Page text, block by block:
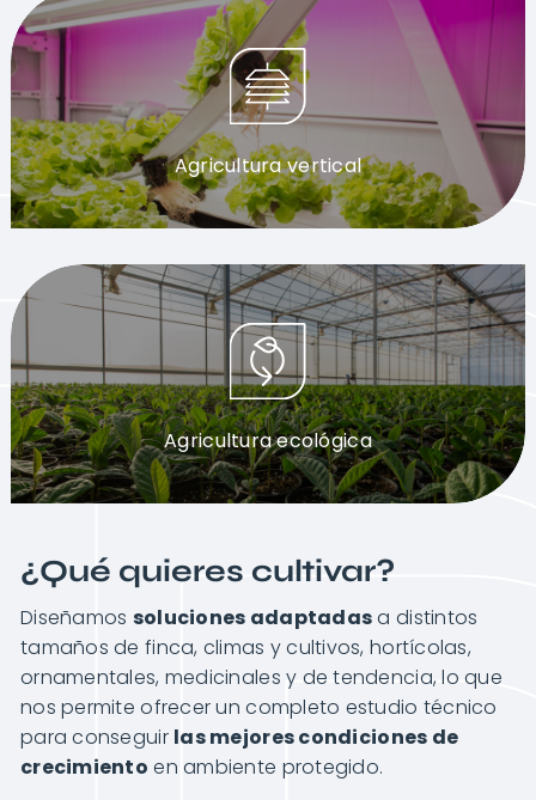
Agricultura vertical
Agricultura ecológica
¿Qué quieres cultivar?
Diseñamos soluciones adaptadasa distintos
tamaños de finca, climas y cultivos, hortícolas,
ornamentales, medicinales y de tendencia, lo que
nos permite ofrecer un completo estudio técnico
para conseguir las mejores condiciones de
crecimiento en ambiente protegido.